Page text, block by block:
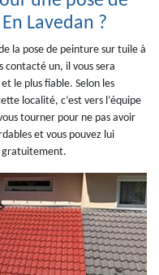
Lavedan ?
la pose de peinture sur tuile à
contacté un, il vous sera
le plus fiable. Selon les
localité, c’est vers l’équipe
tourner pour ne pas avoir
et vous pouvez lui
gratuitement.